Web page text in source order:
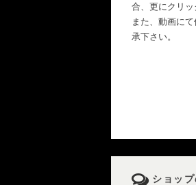
合、更にクリッ
また、動画に
承下さい。
ショッ